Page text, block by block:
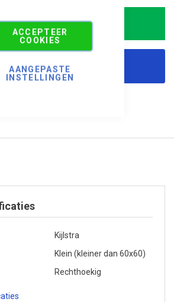
ACCEPTEER
COOKIES
AANGEPASTE
INSTELLINGEN
In Winkelwagen
Korting aanvragen
Kijlstra
Klein (kleiner dan 60x60)
Rechthoekig